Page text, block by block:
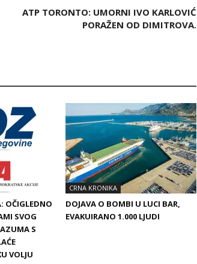
ATP TORONTO: UMORNI IVO KARLOVIĆ
PORAŽEN OD DIMITROVA.
OČIGLEDNO
SVOG
S
VOLJU
CRNA KRONIKA
DOJAVA O BOMBI U LUCI BAR,
EVAKUIRANO 1.000 LJUDI